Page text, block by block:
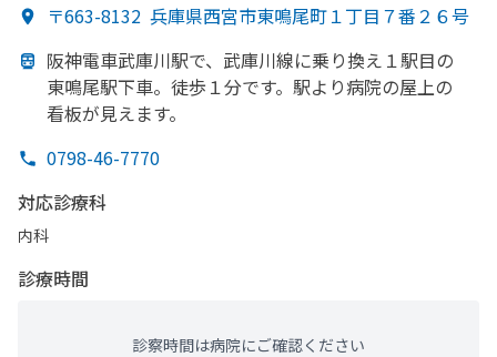
〒663-8132 兵庫県西宮市東鳴尾町１丁目７番２６号
阪神電車武庫川駅で、 武庫川線に乗り換え１駅目の
東鳴尾駅下車。 徒歩１分です。 駅より病院の屋上の
看板が見えます。
0798-46-7770
対応診療科
内科
診療時間
診察時間は病院にご確認ください